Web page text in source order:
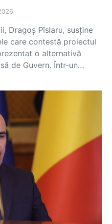
Dragoș Pîslaru, susține
care contestă proiectul
o alternativă
de Guvern. Într-un…